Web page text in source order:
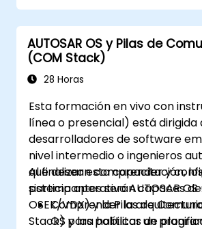
AUTOSAR OS y Pilas de
(COM Stack)
28 Horas
Esta formación en vivo con
línea o presencial) está dirigida
desarrolladores de software
nivel intermedio o ingenieros
que desean comprender y
sistema operativo AUTOSAR
OSEK/VDX) y la Pilas de
Stack) para habilitar un
Al finalizar esta capacitación,
participantes serán capaces
Comprender la arquitectura
OS y las políticas de